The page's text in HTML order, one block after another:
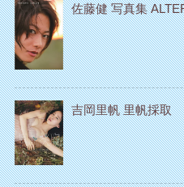
佐藤健 写真集
吉岡里帆 里帆採取